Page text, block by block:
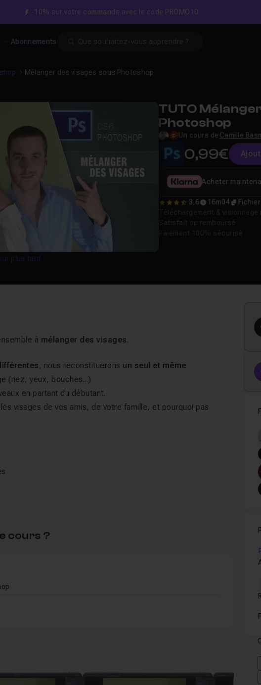
-10% sur votre commande avec le code PROMO10
Abonnements
Mélanger des visages sous Photoshop
plus tard
TUTO
Photoshop
Un cours de Camille
0,99€
3.6 3,6 16m04
Acheter
à mélanger des visages.
, nous reconstituerons un seul et même
(nez, yeux, bouches...)
en partant du débutant.
visages de vos amis, de votre famille, et pourquoi pas
cours ?